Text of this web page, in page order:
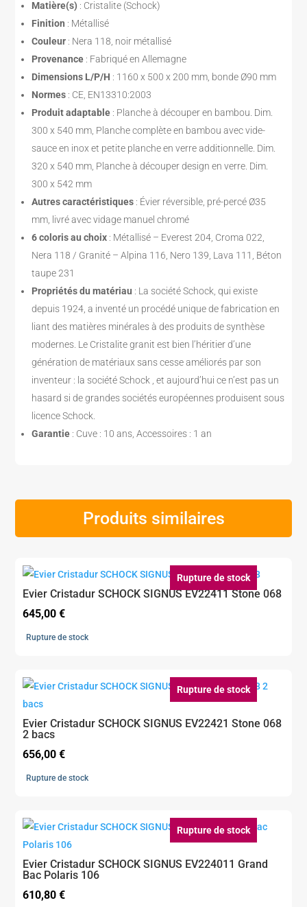
Matière(s) : Cristalite (Schock)
Finition : Métallisé
Couleur : Nera 118, noir métallisé
Provenance : Fabriqué en Allemagne
Dimensions L/P/H : 1160 x 500 x 200 mm, bonde Ø90 mm
Normes : CE, EN13310:2003
Produit adaptable : Planche à découper en bambou. Dim.
300 x 540 mm, Planche complète en bambou avec vide-
sauce en inox et petite planche en verre additionnelle. Dim.
320 x 540 mm, Planche à découper design en verre. Dim.
300 x 542 mm
Autres caractéristiques : Évier réversible, pré-percé Ø35
mm, livré avec vidage manuel chromé
6 coloris au choix : Métallisé – Everest 204, Croma 022,
Nera 118 / Granité – Alpina 116, Nero 139, Lava 111, Béton
taupe 231
Propriétés du matériau : La société Schock, qui existe
depuis 1924, a inventé un procédé unique de fabrication en
liant des matières minérales à des produits de synthèse
modernes. Le Cristalite granit est bien l’héritier d’une
génération de matériaux sans cesse améliorés par son
inventeur : la société Schock , et aujourd’hui ce n’est pas un
hasard si de grandes sociétés européennes produisent sous
licence Schock.
Garantie : Cuve : 10 ans, Accessoires : 1 an
Produits similaires
Rupture de stock
Evier Cristadur SCHOCK SIGNUS EV22411 Stone 068
645,00€
Rupture de stock
Rupture de stock
Evier Cristadur SCHOCK SIGNUS EV22421 Stone 068
2 bacs
656,00€
Rupture de stock
Rupture de stock
Evier Cristadur SCHOCK SIGNUS EV224011 Grand
Bac Polaris 106
610,80€